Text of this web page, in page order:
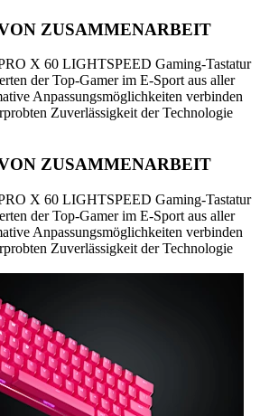
ZUSAMMENARBEIT
X 60 LIGHTSPEED Gaming-Tastatur
der Top-Gamer im E-Sport aus aller
Anpassungsmöglichkeiten verbinden
Zuverlässigkeit der Technologie
ZUSAMMENARBEIT
X 60 LIGHTSPEED Gaming-Tastatur
der Top-Gamer im E-Sport aus aller
Anpassungsmöglichkeiten verbinden
Zuverlässigkeit der Technologie